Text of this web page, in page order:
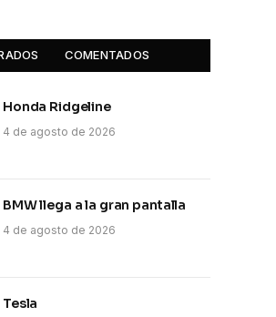
COMENTADOS
Honda Ridgeline
4 de agosto de 2026
BMW llega a la gran pantalla
4 de agosto de 2026
Tesla